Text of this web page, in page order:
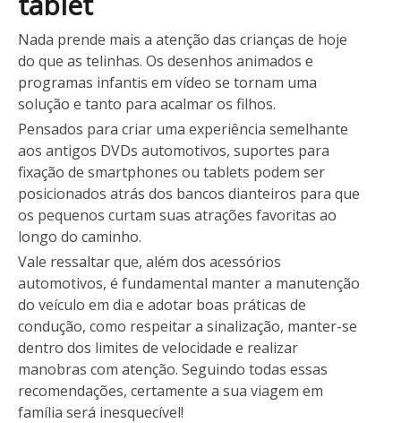
Nada prende mais a atenção das crianças de hoje
do que as telinhas. Os desenhos animados e
programas infantis em vídeo se tornam uma
solução e tanto para acalmar os filhos.
Pensados para criar uma experiência semelhante
aos antigos DVDs automotivos, suportes para
fixação de smartphones ou tablets podem ser
posicionados atrás dos bancos dianteiros para que
os pequenos curtam suas atrações favoritas ao
longo do caminho.
Vale ressaltar que, além dos acessórios
automotivos, é fundamental manter a manutenção
do veículo em dia e adotar boas práticas de
condução, como respeitar a sinalização, manter-se
dentro dos limites de velocidade e realizar
manobras com atenção. Seguindo todas essas
recomendações, certamente a sua viagem em
família será inesquecível!